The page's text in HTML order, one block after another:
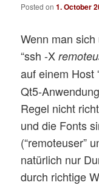
Posted on1. October
Wenn man
“ssh -X
auf einem Host
Qt5-
Regel nicht
und die Fonts
(“remoteuser”
natürlich nur
durch richtige